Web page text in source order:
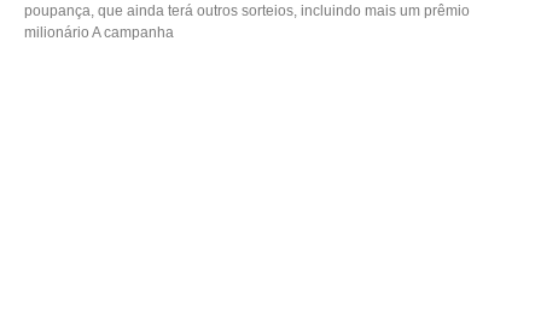
poupança, que ainda terá outros sorteios, incluindo mais um prêmio
milionário A campanha